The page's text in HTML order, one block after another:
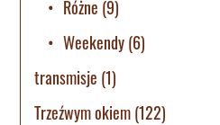
Różne (9)
Weekendy(6)
transmisje (1)
Trzeźwym okiem(122)